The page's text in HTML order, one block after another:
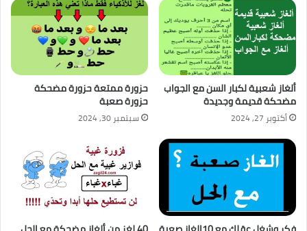
ألغاز شعبية لكبار السن مع الجواب
مضحكة قديمة وجديدة
أكتوبر 27, 2024
حزورة ممتعة حزورة مضحكة
حزورة صعبة
سبتمبر 30, 2024